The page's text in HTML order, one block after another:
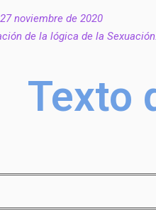
noviembre de 2020
de la lógica de la
Texto